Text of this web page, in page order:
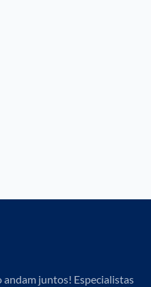
juntos! Especialistas